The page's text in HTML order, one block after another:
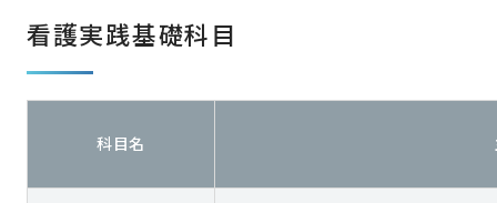
看護実践基礎科目
科目名